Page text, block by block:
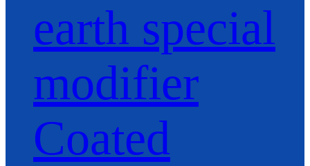
earth special
modifier
Coated